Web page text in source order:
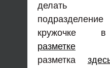
делать
разметке
разметка